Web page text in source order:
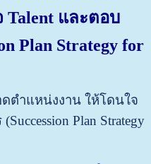
Talent และตอบ
Plan Strategy for
ตำแหน่งงาน ให้โดนใจ
Plan Strategy